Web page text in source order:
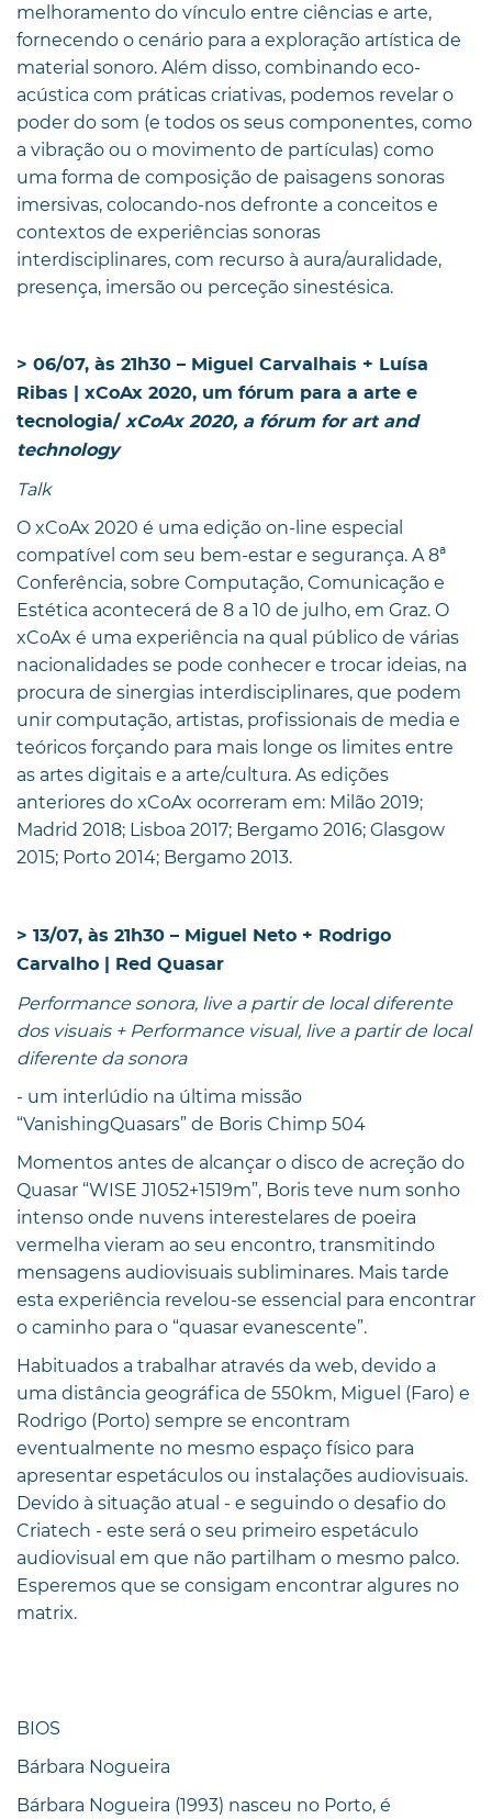
melhoramento do vínculo entre ciências e arte,
fornecendo o cenário para a exploração artística de
material sonoro. Além disso, combinando eco-
acústica com práticas criativas, podemos revelar o
poder do som (e todos os seus componentes, como
a vibração ou o movimento de partículas) como
uma forma de composição de paisagens sonoras
imersivas, colocando-nos defronte a conceitos e
contextos de experiências sonoras
interdisciplinares, com recurso à aura/auralidade,
presença, imersão ou perceção sinestésica.
> 06/07, às 21h30 – Miguel Carvalhais + Luísa
Ribas | xCoAx 2020, um fórum para a arte e
tecnologia/ xCoAx 2020, a fórum for art and
technology
Talk
O xCoAx 2020 é uma edição on-line especial
compatível com seu bem-estar e segurança. A 8ª
Conferência, sobre Computação, Comunicação e
Estética acontecerá de 8 a 10 de julho, em Graz. O
xCoAx é uma experiência na qual público de várias
nacionalidades se pode conhecer e trocar ideias, na
procura de sinergias interdisciplinares, que podem
unir computação, artistas, profissionais de media e
teóricos forçando para mais longe os limites entre
as artes digitais e a arte/cultura. As edições
anteriores do xCoAx ocorreram em: Milão 2019;
Madrid 2018; Lisboa 2017; Bergamo 2016; Glasgow
2015; Porto 2014; Bergamo 2013.
> 13/07, às 21h30 – Miguel Neto + Rodrigo
Carvalho | Red Quasar
Performance sonora, live a partir de local diferente
dos visuais + Performance visual, live a partir de local
diferente da sonora
- um interlúdio na última missão
“VanishingQuasars” de Boris Chimp 504
Momentos antes de alcançar o disco de acreção do
Quasar “WISE J1052+1519m”, Boris teve num sonho
intenso onde nuvens interestelares de poeira
vermelha vieram ao seu encontro, transmitindo
mensagens audiovisuais subliminares. Mais tarde
esta experiência revelou-se essencial para encontrar
o caminho para o “quasar evanescente”.
Habituados a trabalhar através da web, devido a
uma distância geográfica de 550km, Miguel (Faro) e
Rodrigo (Porto) sempre se encontram
eventualmente no mesmo espaço físico para
apresentar espetáculos ou instalações audiovisuais.
Devido à situação atual - e seguindo o desafio do
Criatech - este será o seu primeiro espetáculo
audiovisual em que não partilham o mesmo palco.
Esperemos que se consigam encontrar algures no
matrix.
BIOS
Bárbara Nogueira
Bárbara Nogueira (1993) nasceu no Porto, é